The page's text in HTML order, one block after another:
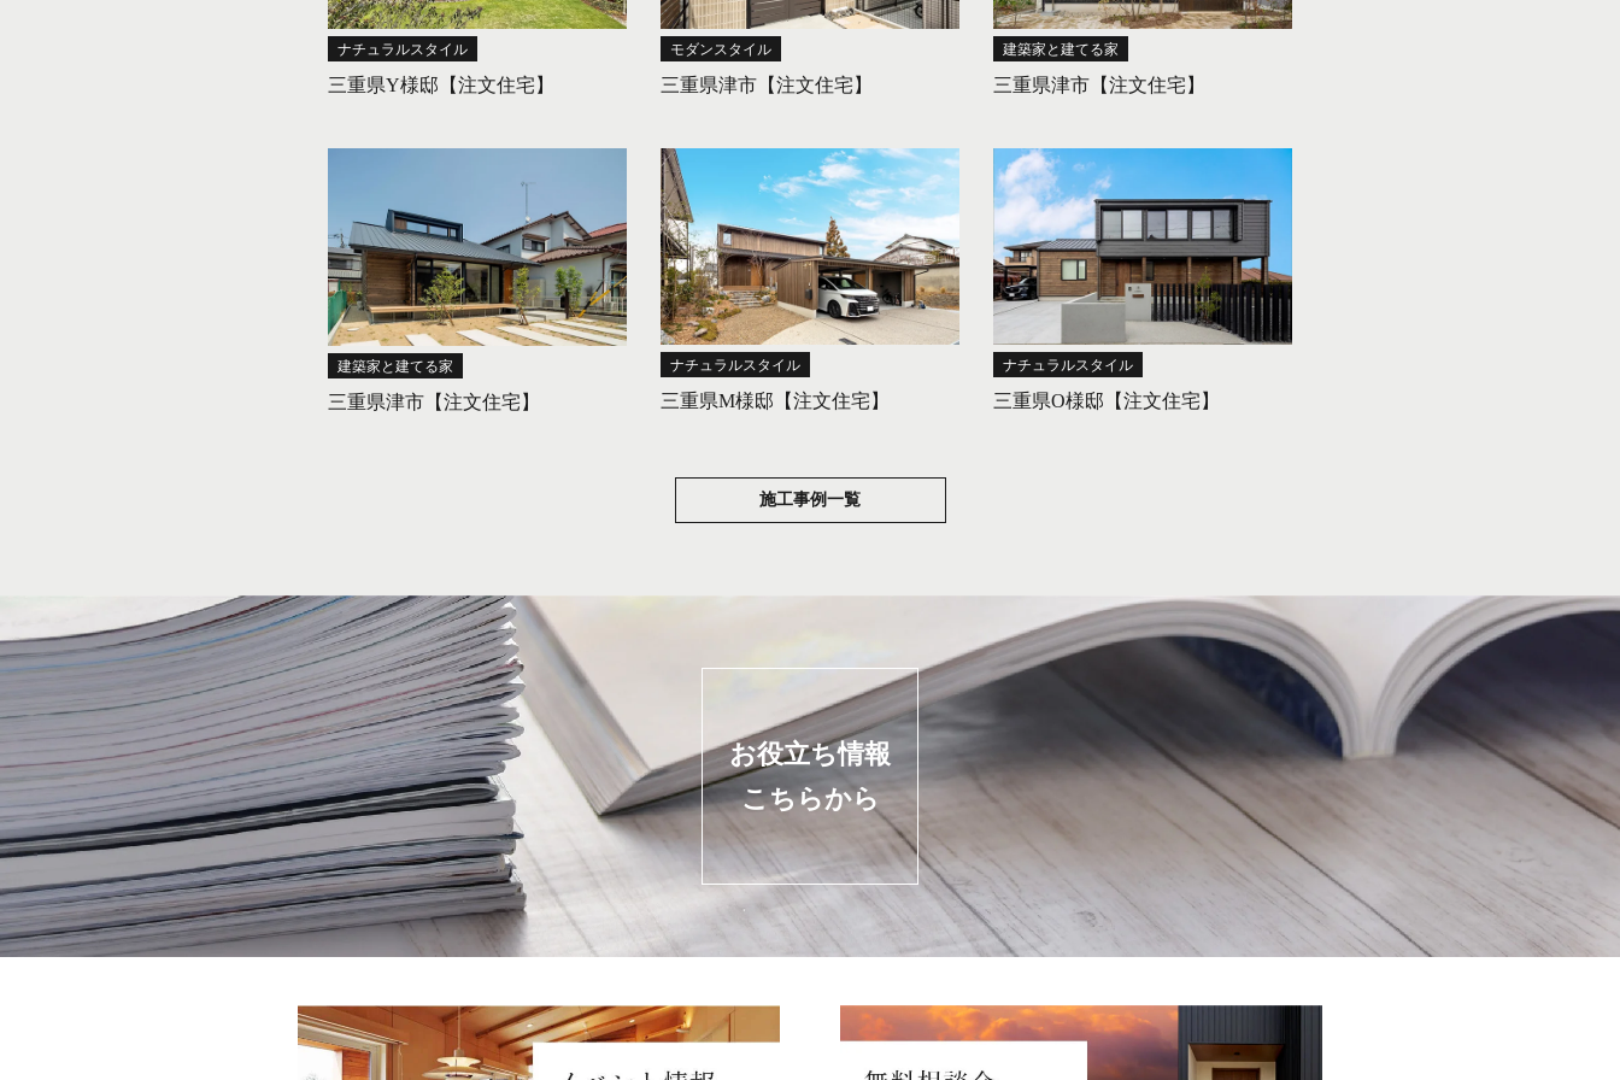
ナチュラルスタイル
三重県Y様邸【注文住宅】
モダンスタイル
三重県津市【注文住宅】
建築家と建てる家
三重県津市【注文住宅】
建築家と建てる家
三重県津市【注文住宅】
ナチュラルスタイル
三重県M様邸【注文住宅】
ナチュラルスタイル
三重県O様邸【注文住宅】
施工事例一覧
お役立ち情報
こちらから